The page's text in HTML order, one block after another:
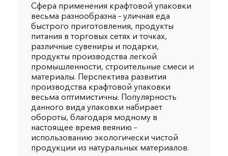
Сфера применения крафтовой упаковки
весьма разнообразна – уличная еда
быстрого приготовления, продукты
питания в торговых сетях и точках,
различные сувениры и подарки,
продукты производства легкой
промышленности, строительные смеси и
материалы. Перспектива развития
производства крафтовой упаковки
весьма оптимистичны. Популярность
данного вида упаковки набирает
обороты, благодаря модному в
настоящее время веянию –
использованию экологически чистой
продукции из натуральных материалов.